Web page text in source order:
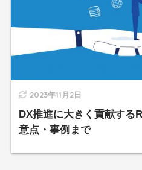
2023年11月2日
DX推進に大きく貢献す
意点・事例まで